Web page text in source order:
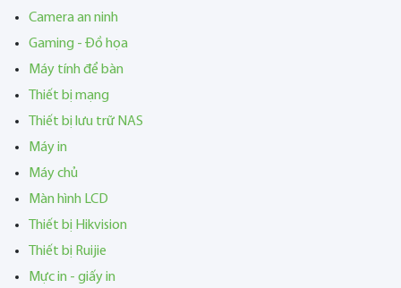
Camera an ninh
Gaming - Đồ họa
Máy tính để bàn
Thiết bị mạng
Thiết bị lưu trữ NAS
Máy in
Máy chủ
Màn hình LCD
Thiết bị Hikvision
Thiết bị Ruijie
Mực in - giấy in